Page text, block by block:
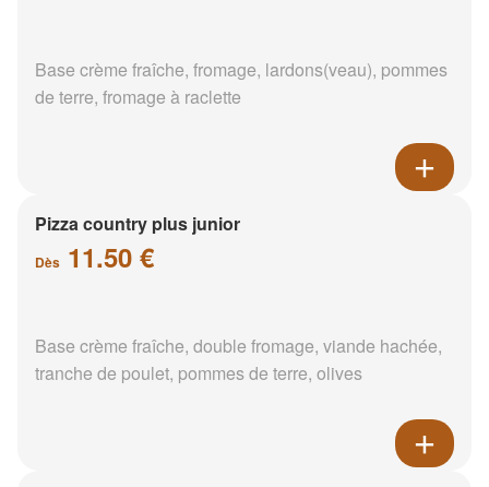
Base crème fraîche, fromage, lardons(veau), pommes
de terre, fromage à raclette
Pizza country plus junior
Dès 11.50 €
Base crème fraîche, double fromage, viande hachée,
tranche de poulet, pommes de terre, olives